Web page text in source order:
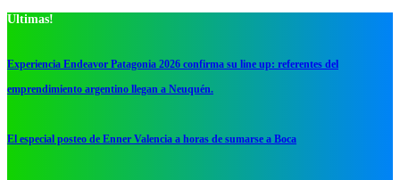
Ultimas!
Experiencia Endeavor Patagonia 2026 confirma su line up: referentes del
emprendimiento argentino llegan a Neuquén.
El especial posteo de Enner Valencia a horas de sumarse a Boca